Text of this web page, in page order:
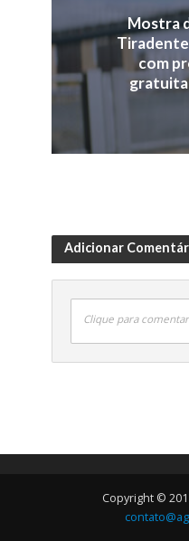
Mostra
com
gratuita
Adicionar
Clique para comentar
Copyright ©